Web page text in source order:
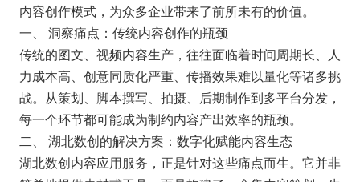
内容创作模式，为众多企业带来了前所未有的价值。
一、 洞察痛点：传统内容创作的瓶颈
传统的图文、视频内容生产，往往面临着时间周期长、人
力成本高、创意同质化严重、传播效果难以量化等诸多挑
战。从策划、脚本撰写、拍摄、后期制作到多平台分发，
每一个环节都可能成为制约内容产出效率的瓶颈。
二、 湖北数创的解决方案：数字化赋能内容生态
湖北数创内容应用服务，正是针对这些痛点而生。它并非